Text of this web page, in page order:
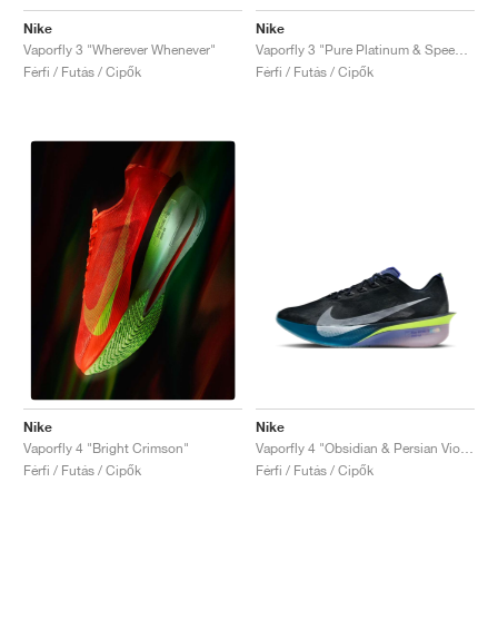
Nike
Vaporfly 3 "Wherever Whenever"
Férfi / Futás / Cipők
Nike
Férfi / Futás / Cipők
Nike
Vaporfly 4 "Bright Crimson"
Férfi / Futás / Cipők
Nike
Férfi / Futás / Cipők